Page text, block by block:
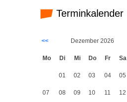
Terminkalender
<< Dezember 2026
Mo Di Mi Do Fr Sa
01 02 03 04 05
07 08 09 10 11 12